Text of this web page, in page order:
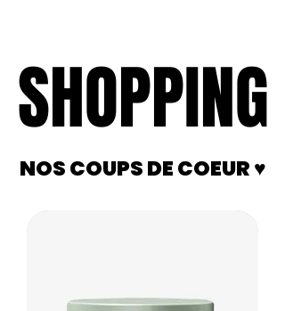
SHOPPING
SHOPPING
NOS COUPS DE COEUR ♥